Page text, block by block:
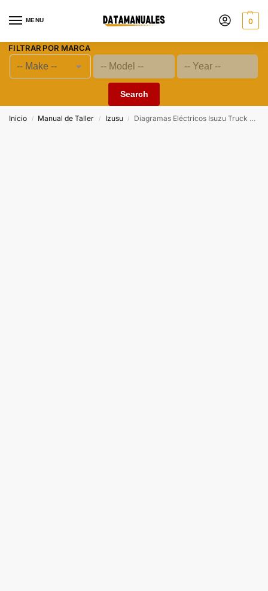
MENU 0
FILTRAR POR MARCA
Search
Inicio / Manual de Taller / Izusu / Diagramas Eléctricos Isuzu Truck NPR L4-5.2L DSL Turbo (4HK1) 2007 – 2010